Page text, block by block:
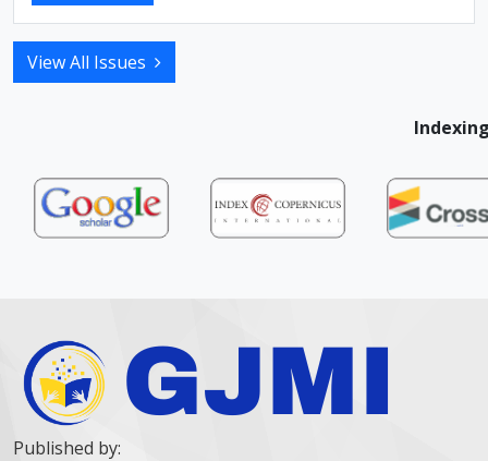
View All Issues
Published by: